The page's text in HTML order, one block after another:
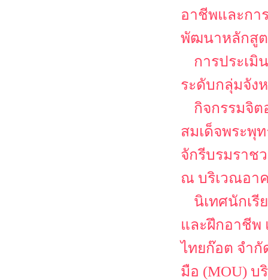
อาชีพและกา
พัฒนาหลักสูต
การประเมิ
ระดับกลุ่มจัง
กิจกรรมจิต
สมเด็จพระพุ
จักรีบรมราช
ณ บริเวณอา
นิเทศนักเ
และฝึกอาชีพ
ไทยก๊อต จำกั
มือ (MOU) บ